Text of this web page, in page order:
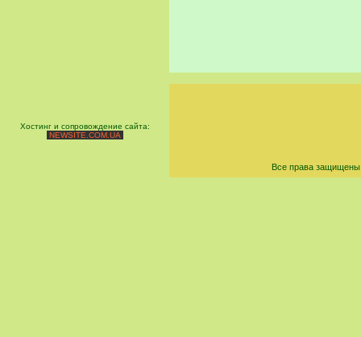
Хостинг и сопровождение сайта:
NEWSITE.COM.UA
Все права